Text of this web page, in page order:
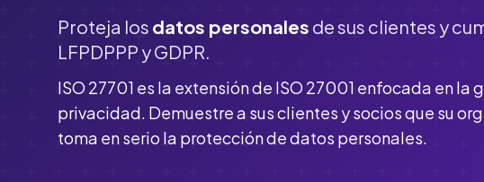
Proteja los datos personales de sus clientes y
LFPDPPP y GDPR.
ISO 27701 es la extensión de ISO 27001 enfocada en la
privacidad. Demuestre a sus clientes y socios que su
toma en serio la protección de datos personales.